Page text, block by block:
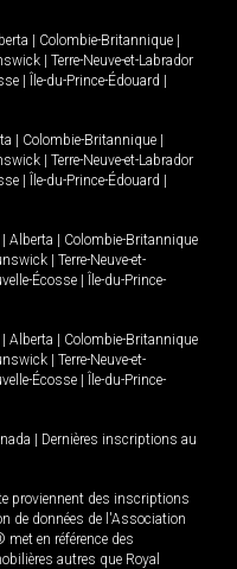
Colombie-Britannique
Terre-Neuve-et-Labrador
Île-du-Prince-Édouard
Colombie-Britannique
Terre-Neuve-et-Labrador
Île-du-Prince-Édouard
Alberta
Colombie-Britannique
Terre-Neuve-et-
Écosse
Île-du-Prince-
Alberta
Colombie-Britannique
Terre-Neuve-et-
Écosse
Île-du-Prince-
Dernières inscriptions au
proviennent des inscriptions
de données de l'Association
en référence des
autres que Royal